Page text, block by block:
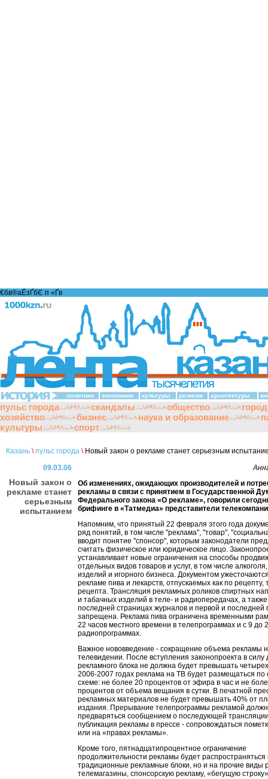
€бв®аЁзҐбЄ п «Ґ­в
политики экономики культуры религии архитектуры
пульс города скандалы общество
хозяйство
бизнес наука и образование
культуры
спорт
Казань \ пульс города \Новый закон о рекламе станет серьезным
09.03.06
Новый закон о
рекламе станет
серьезным
испытанием
Об изменениях, ожидающих производителей и
рекламы в связи с принятием в Государственной
Федерального закона «О рекламе», говорили
брифинге в «Татмедиа» представители
Напомним, что принятый 22 февраля этого года
ряд понятий, в том числе "реклама", "товар",
вводит понятие "спонсор", которым законодатели
считать физическое или юридическое лицо.
устанавливает новые ограничения на способы
отдельных видов товаров и услуг, в том числе
изделий и игорного бизнеса. Документом
рекламе пива и лекарств, отпускаемых как по рецепту,
рецепта. Трансляция рекламных роликов спиртных
и табачных изделий в теле- и радиопередачах, а
последней страницах журналов и первой и последней
запрещена. Реклама пива ограничена временными
22 часов местного времени в телепрограммах и с 9 до
радиопрограммах.
Важное нововведение - сокращение объема рекламы
телевидении. После вступления законопроекта в силу
рекламного блока не должна будет превышать
2006-2007 годах реклама на ТВ будет размещаться
схеме: не более 20 процентов от эфира в час и не
процентов от объема вещания в сутки. В печатной
рекламных материалов не будет превышать 40% от
издания. Прерывание телепрограммы рекламой
предваряться сообщением о последующей
публикация рекламы в прессе - сопровождаться
или на «правах рекламы».
Кроме того, пятнадцатипроцентное ограничение
продолжительности рекламы будет распространяться
традиционные рекламные блоки, но и на прочие виды
телемагазины, спонсорскую рекламу, «бегущую